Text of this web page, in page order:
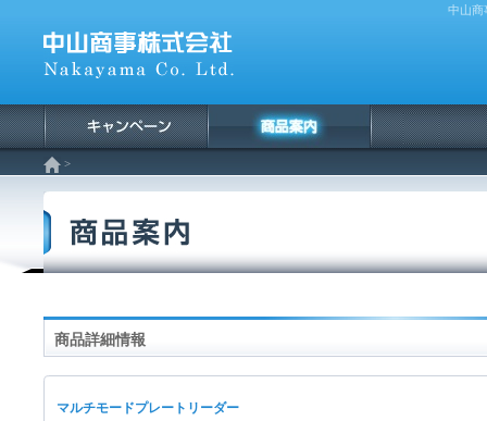
中山商
>
商品詳細情報
マルチモードプレートリーダー